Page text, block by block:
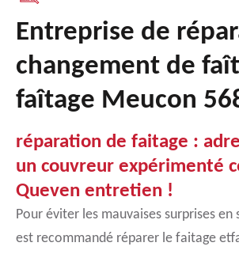
Entreprise de
changement de
faîtage Meucon
réparation de faitage :
un couvreur expérimenté
Queven entretien !
Pour éviter les mauvaises surprises en
est recommandé réparer le faitage